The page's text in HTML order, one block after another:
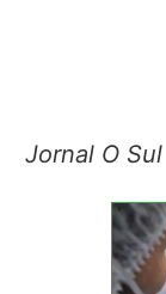
Jornal O Sul